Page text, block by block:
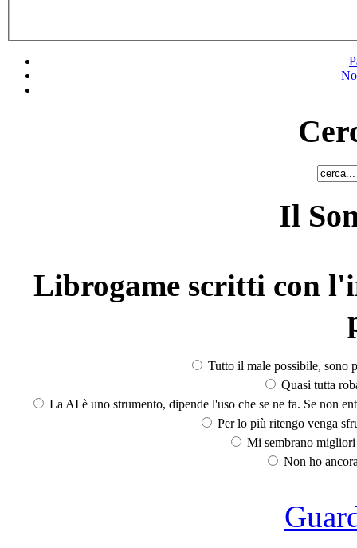
Il
Librogame scritti con
Tutto il male possibile, sono
Quasi tutta
La AI è uno strumento, dipende l'uso che se ne fa. Se non
Per lo più ritengo venga
Mi sembrano
Non ho